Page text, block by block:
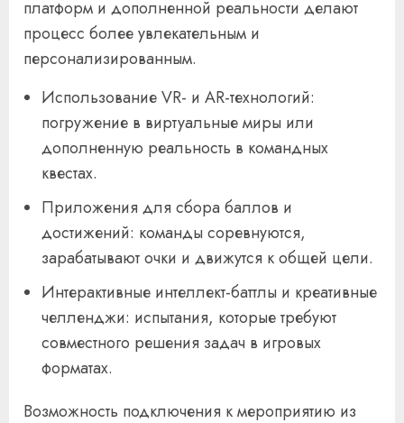
платформ и дополненной реальности делают
процесс более увлекательным и
персонализированным.
Использование VR- и AR-технологий:
погружение в виртуальные миры или
дополненную реальность в командных
квестах.
Приложения для сбора баллов и
достижений: команды соревнуются,
зарабатывают очки и движутся к общей цели.
Интерактивные интеллект-баттлы и креативные
челленджи: испытания, которые требуют
совместного решения задач в игровых
форматах.
Возможность подключения к мероприятию из